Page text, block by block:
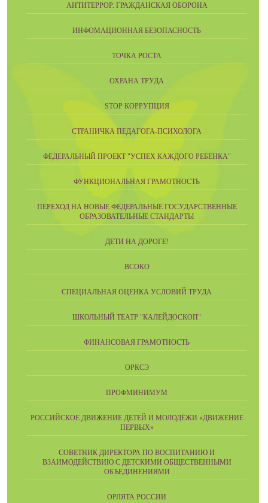
АНТИТЕРРОР. ГРАЖДАНСКАЯ ОБОРОНА
ИНФОМАЦИОННАЯ БЕЗОПАСНОСТЬ
ТОЧКА РОСТА
ОХРАНА ТРУДА
STOP КОРРУПЦИЯ
СТРАНИЧКА ПЕДАГОГА-ПСИХОЛОГА
ФЕДЕРАЛЬНЫЙ ПРОЕКТ "УСПЕХ КАЖДОГО РЕБЕНКА"
ФУНКЦИОНАЛЬНАЯ ГРАМОТНОСТЬ
ПЕРЕХОД НА НОВЫЕ ФЕДЕРАЛЬНЫЕ ГОСУДАРСТВЕННЫЕ
ОБРАЗОВАТЕЛЬНЫЕ СТАНДАРТЫ
ДЕТИ НА ДОРОГЕ!
ВСОКО
СПЕЦИАЛЬНАЯ ОЦЕНКА УСЛОВИЙ ТРУДА
ШКОЛЬНЫЙ ТЕАТР "КАЛЕЙДОСКОП"
ФИНАНСОВАЯ ГРАМОТНОСТЬ
ОРКСЭ
ПРОФМИНИМУМ
РОССИЙСКОЕ ДВИЖЕНИЕ ДЕТЕЙ И МОЛОДЁЖИ «ДВИЖЕНИЕ
ПЕРВЫХ»
СОВЕТНИК ДИРЕКТОРА ПО ВОСПИТАНИЮ И
ВЗАИМОДЕЙСТВИЮ С ДЕТСКИМИ ОБЩЕСТВЕННЫМИ
ОБЪЕДИНЕНИЯМИ
ОРЛЯТА РОССИИ